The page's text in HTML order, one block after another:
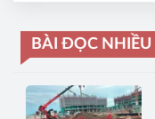
BÀI ĐỌC NHIỀU